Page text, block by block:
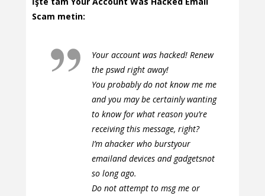
Scam metin:
Your account was hacked! Renew
the pswd right away!
You probably do not know me me
and you may be certainly wanting
to know for what reason you’re
receiving this message, right?
I’m ahacker who burstyour
emailand devices and gadgetsnot
so long ago.
Do not attempt to msg me or